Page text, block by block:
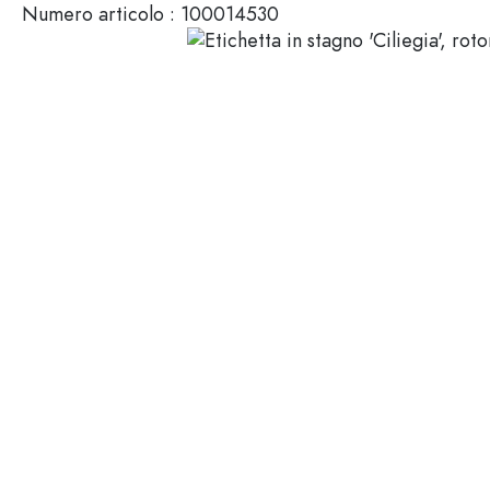
Packaging cosmetici
Bottiglie di vetro 100 ml
Numero articolo : 100014530